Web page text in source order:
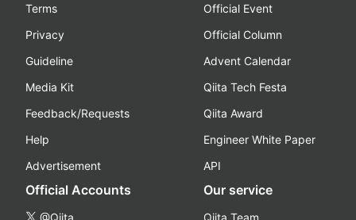
Terms
Privacy
Guideline
Media Kit
Feedback/Requests
Help
Advertisement
Official Event
Official Column
Advent Calendar
Qiita Tech Festa
Qiita Award
Engineer White Paper
API
Official Accounts
@Qiita
Our service
Qiita Team